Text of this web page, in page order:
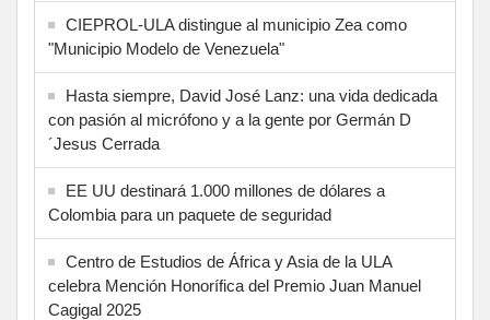
CIEPROL-ULA distingue al municipio Zea como
"Municipio Modelo de Venezuela"
Hasta siempre, David José Lanz: una vida dedicada
con pasión al micrófono y a la gente por Germán D
´Jesus Cerrada
EE UU destinará 1.000 millones de dólares a
Colombia para un paquete de seguridad
Centro de Estudios de África y Asia de la ULA
celebra Mención Honorífica del Premio Juan Manuel
Cagigal 2025